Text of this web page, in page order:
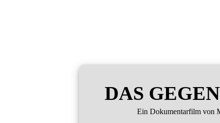
DAS
Ein Dokumentarfilm von